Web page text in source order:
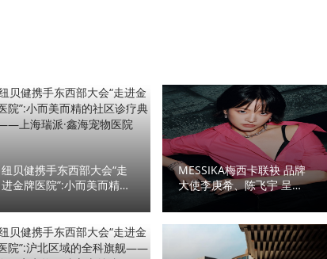
纽贝健携手东西部大会“走
进金牌医院”:小而美而精的
·鑫海宠物医院
MESSIKA梅西卡联袂 品牌
大使李庚希、陈飞宇 呈献
2026七夕节日大片